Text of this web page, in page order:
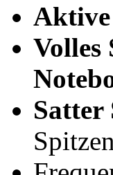
Aktive
Volles
Satter